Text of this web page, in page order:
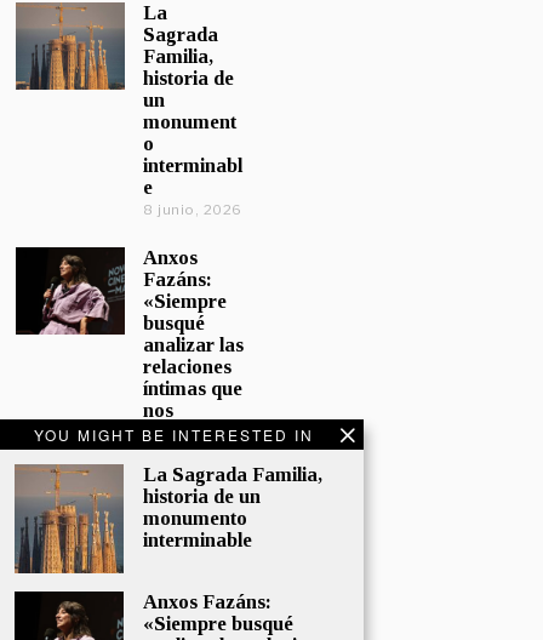
YOU MIGHT BE INTERESTED IN
La Sagrada Familia,
historia de un
monumento
interminable
Anxos Fazáns:
«Siempre busqué
La
Sagrada
Familia,
historia de
un
monument
o
interminabl
e
8 junio, 2026
Anxos
Fazáns:
«Siempre
busqué
analizar las
relaciones
íntimas que
nos
afectan»
5 junio, 2026
El hijo de la
cómica, el
homenaje
Sacristán a
Fernán
Gómez